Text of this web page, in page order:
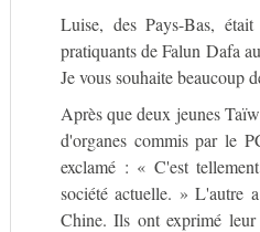
Luise, des Pays-Bas,
pratiquants de Falun Dafa
Je vous souhaite beaucoup
Après que deux jeunes
d'organes commis par le
exclamé : « C'est
société actuelle. » L'autre
Chine. Ils ont exprimé